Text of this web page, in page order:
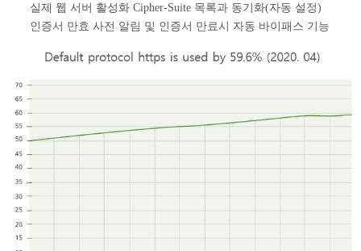
실제 웹 서버 활성화 Cipher-Suite 목록과 동기화(자동 설정)
인증서 만효 사전 알림 및 인증서 만료시 자동 바이패스 기능